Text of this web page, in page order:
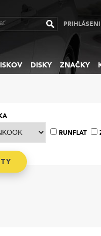
DISKY ZNAČKY
RUNFLAT